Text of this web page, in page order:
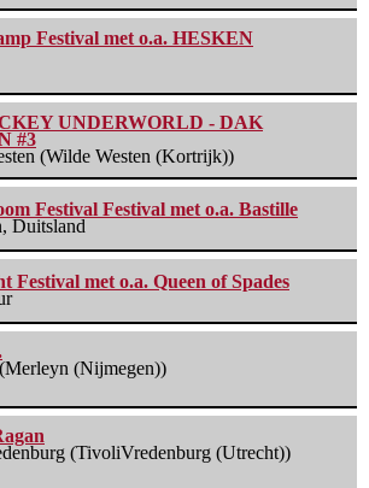
Festival met o.a. HESKEN
UNDERWORLD - DAK
#3
(Wilde Westen (Kortrijk))
Festival Festival met o.a. Bastille
Duitsland
Festival met o.a. Queen of Spades
(Nijmegen))
(TivoliVredenburg (Utrecht))